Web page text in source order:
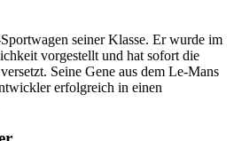
seiner Klasse. Er wurde im
vorgestellt und hat sofort die
Seine Gene aus dem Le-Mans
erfolgreich in einen